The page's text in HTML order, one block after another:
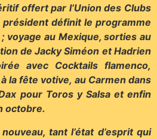
offert par l’Union des Clubs
président définit le programme
voyage au Mexique, sorties au
de Jacky Siméon et Hadrien
avec Cocktails flamenco,
la fête votive, au Carmen dans
pour Toros y Salsa et enfin
octobre.
tant l’état d’esprit qui